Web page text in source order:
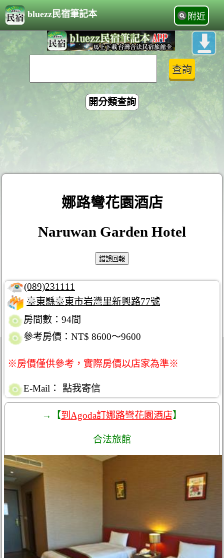
bluezz民宿筆記本 附近
開分類查詢
娜路彎花園酒店
Naruwan Garden Hotel
(089)231111
臺東縣臺東市岩灣里新興路77號
房間數：94間
參考房價：NT$ 8600～9600
※房價僅供參考，實際房價以店家為準※
E-Mail： 點我寄信
→【到Agoda訂娜路彎花園酒店】
合法旅館